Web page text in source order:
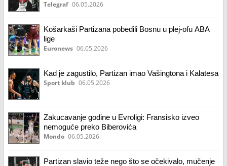
Telegraf 06.05.2026
Košarkaši Partizana pobedili Bosnu u plej-ofu ABA
lige
Euronews 06.05.2026
Kad je zagustilo, Partizan imao Vašingtona i Kalatesa
Sport klub 06.05.2026
Zakucavanje godine u Evroligi: Fransisko izveo
nemoguće preko Biberovića
Mondo 06.05.2026
Partizan slavio teže nego što se očekivalo, mučenje